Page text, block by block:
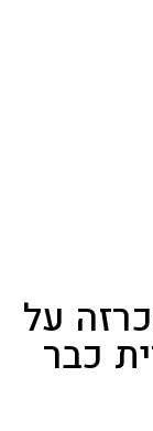
על
כבר